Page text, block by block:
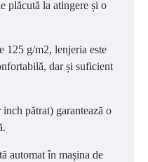
plăcută la atingere și o
125 g/m2, lenjeria este
dar și suficient
pătrat) garantează o
automat în mașina de